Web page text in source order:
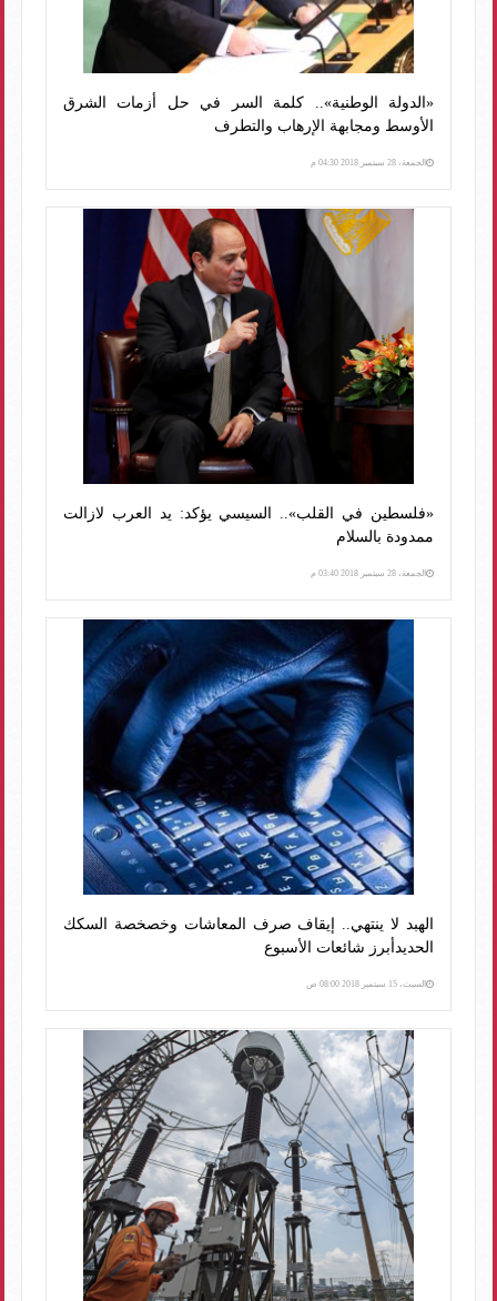
«الدولة الوطنية».. كلمة السر في حل أزمات الشرق
الأوسط ومجابهة الإرهاب والتطرف
الجمعة، 28 سبتمبر 2018 04:30 م
«فلسطين في القلب».. السيسي يؤكد: يد العرب لازالت
ممدودة بالسلام
الجمعة، 28 سبتمبر 2018 03:40 م
الهبد لا ينتهي.. إيقاف صرف المعاشات وخصخصة السكك
الحديدأبرز شائعات الأسبوع
السبت، 15 سبتمبر 2018 08:00 ص